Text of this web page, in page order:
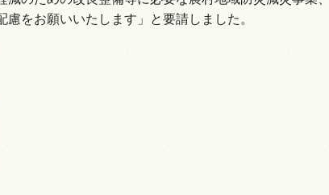
をお願いいたします」と要請しました。